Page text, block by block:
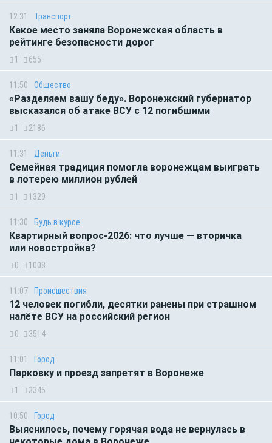
12:31 Транспорт
Какое место заняла Воронежская область в
рейтинге безопасности дорог
1 655
11:50 Общество
«Разделяем вашу беду». Воронежский губернатор
высказался об атаке ВСУ с 12 погибшими
1 2186
11:31 Деньги
Семейная традиция помогла воронежцам выиграть
в лотерею миллион рублей
1 1329
11:30 Будь в курсе
Квартирный вопрос-2026: что лучше — вторичка
или новостройка?
0 1008
11:07 Происшествия
12 человек погибли, десятки ранены при страшном
налёте ВСУ на российский регион
0 3514
11:01 Город
Парковку и проезд запретят в Воронеже
1 3345
10:50 Город
Выяснилось, почему горячая вода не вернулась в